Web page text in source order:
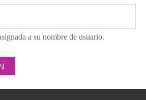
a su nombre de usuario.